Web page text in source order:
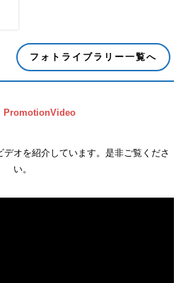
フォトライブラリー一覧へ
オを紹介しています。是非ご覧くださ
い。